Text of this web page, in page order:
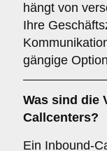
hängt von
Ihre
gängige
Was sind die
Callcenters?
Ein Inbound-